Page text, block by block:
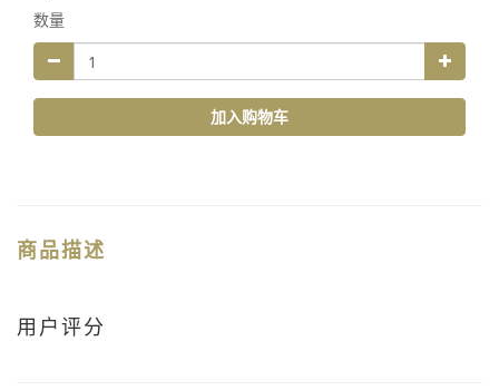
数量
加入购物车
商品描述
用户评分